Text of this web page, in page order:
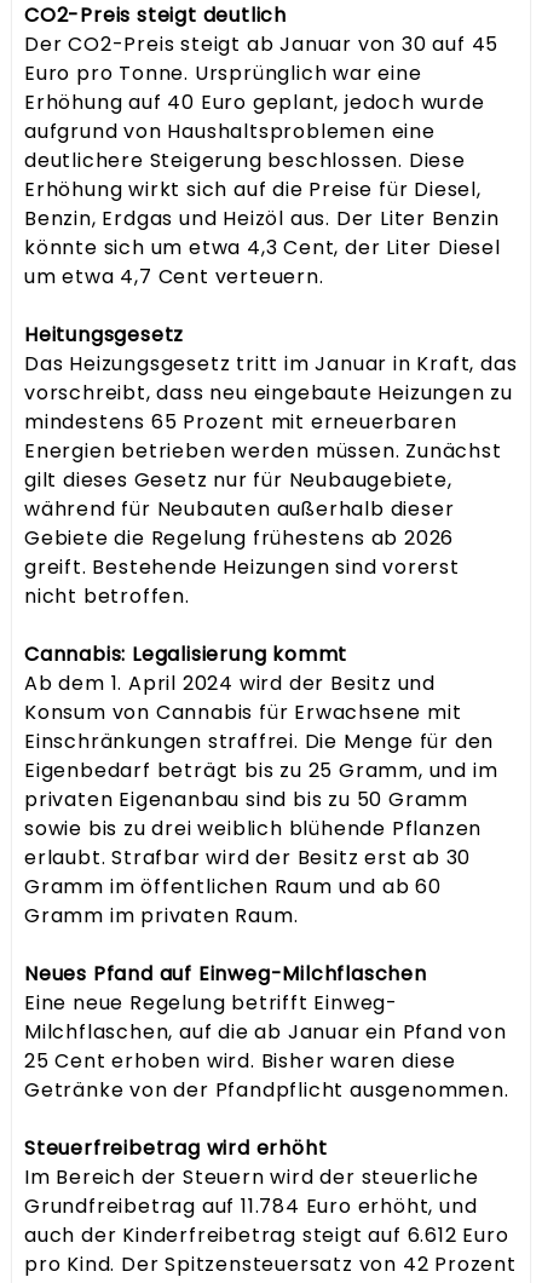
CO2-Preis steigt deutlich
Der CO2-Preis steigt ab Januar von 30 auf 45
Euro pro Tonne. Ursprünglich war eine
Erhöhung auf 40 Euro geplant, jedoch wurde
aufgrund von Haushaltsproblemen eine
deutlichere Steigerung beschlossen. Diese
Erhöhung wirkt sich auf die Preise für Diesel,
Benzin, Erdgas und Heizöl aus. Der Liter Benzin
könnte sich um etwa 4,3 Cent, der Liter Diesel
um etwa 4,7 Cent verteuern.
Heitungsgesetz
Das Heizungsgesetz tritt im Januar in Kraft, das
vorschreibt, dass neu eingebaute Heizungen zu
mindestens 65 Prozent mit erneuerbaren
Energien betrieben werden müssen. Zunächst
gilt dieses Gesetz nur für Neubaugebiete,
während für Neubauten außerhalb dieser
Gebiete die Regelung frühestens ab 2026
greift. Bestehende Heizungen sind vorerst
nicht betroffen.
Cannabis: Legalisierung kommt
Ab dem 1. April 2024 wird der Besitz und
Konsum von Cannabis für Erwachsene mit
Einschränkungen straffrei. Die Menge für den
Eigenbedarf beträgt bis zu 25 Gramm, und im
privaten Eigenanbau sind bis zu 50 Gramm
sowie bis zu drei weiblich blühende Pflanzen
erlaubt. Strafbar wird der Besitz erst ab 30
Gramm im öffentlichen Raum und ab 60
Gramm im privaten Raum.
Neues Pfand auf Einweg-Milchflaschen
Eine neue Regelung betrifft Einweg-
Milchflaschen, auf die ab Januar ein Pfand von
25 Cent erhoben wird. Bisher waren diese
Getränke von der Pfandpflicht ausgenommen.
Steuerfreibetrag wird erhöht
Im Bereich der Steuern wird der steuerliche
Grundfreibetrag auf 11.784 Euro erhöht, und
auch der Kinderfreibetrag steigt auf 6.612 Euro
pro Kind. Der Spitzensteuersatz von 42 Prozent